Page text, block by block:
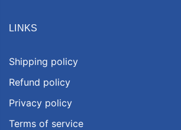
LINKS
Shipping policy
Refund policy
Privacy policy
Terms of service